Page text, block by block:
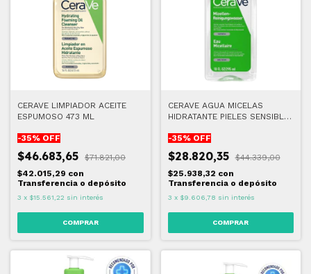
CERAVE LIMPIADOR ACEITE
ESPUMOSO 473 ML
-35% OFF
$46.683,65
$71.821,00
$42.015,29 con
Transferencia o depósito
3 x $15.561,22 sin interés
CERAVE AGUA MICELAS
HIDRATANTE PIELES SENSIBLE
-35% OFF
$28.820,35
$44.339,00
$25.938,32 con
Transferencia o depósito
3 x $9.606,78 sin interés